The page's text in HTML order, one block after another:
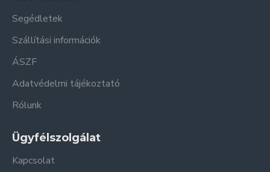
Segédletek
Szállítási információk
ÁSZF
Adatvédelmi tájékoztató
Rólunk
Ügyfélszolgálat
Kapcsolat